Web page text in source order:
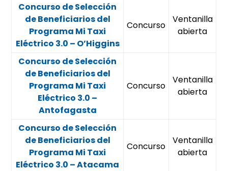
Concurso de Selección
de Beneficiarios del
Programa Mi Taxi
Eléctrico 3.0 – O’Higgins
Concurso
Ventanilla
abierta
Concurso de Selección
de Beneficiarios del
Programa Mi Taxi
Eléctrico 3.0 –
Antofagasta
Concurso
Ventanilla
abierta
Concurso de Selección
de Beneficiarios del
Programa Mi Taxi
Eléctrico 3.0 – Atacama
Concurso
Ventanilla
abierta